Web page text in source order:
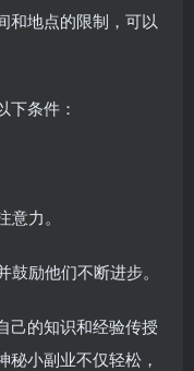
和地点的限制，可以
下条件：
力。
励他们不断进步。
己的知识和经验传授
小副业不仅轻松，